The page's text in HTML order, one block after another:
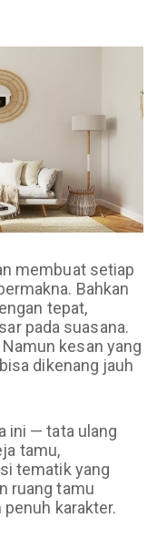
membuat setiap
Bahkan
tepat,
pada suasana.
kesan yang
dikenang jauh
ini — tata ulang
tamu,
tematik yang
ruang tamu
penuh karakter.